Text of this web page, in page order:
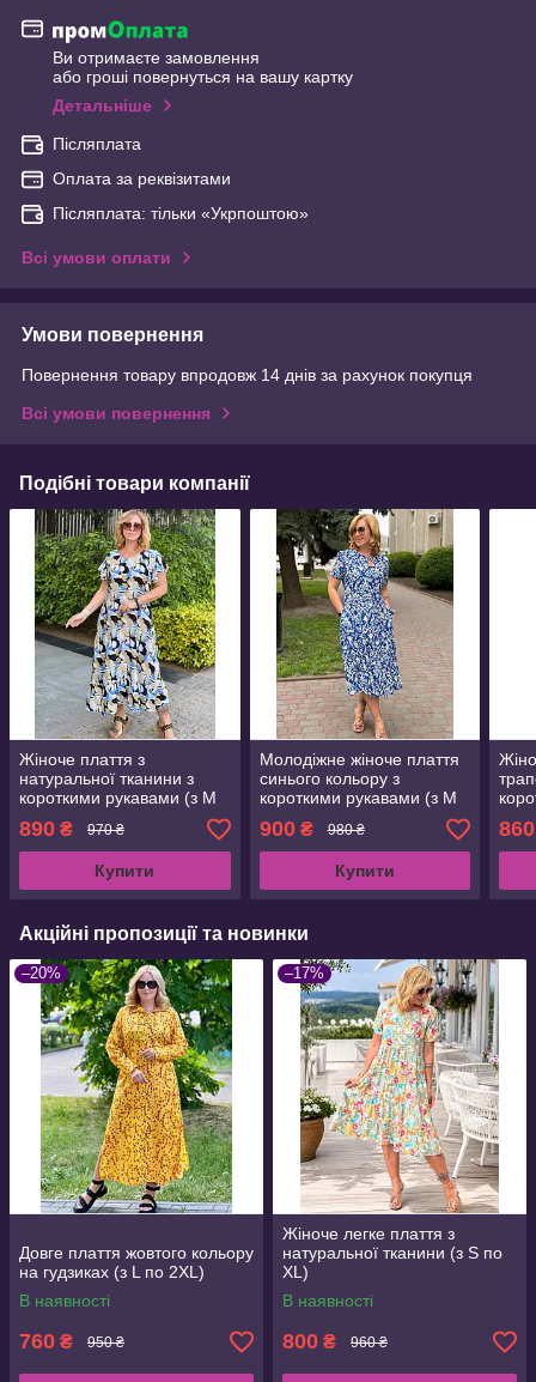
Ви отримаєте замовлення
або гроші повернуться на вашу картку
Детальніше
Післяплата
Оплата за реквізитами
Післяплата: тільки «Укрпоштою»
Всі умови оплати
Умови повернення
Повернення товару впродовж 14 днів за рахунок покупця
Всі умови повернення
Подібні товари компанії
Жіноче плаття з
натуральної тканини з
короткими рукавами (з M
890 ₴ 970 ₴
Купити
Молодіжне жіноче плаття
синього кольору з
короткими рукавами (з M
900₴ 980 ₴
Купити
860
Акційні пропозиції та новинки
–20%
Довге плаття жовтого кольору
на гудзиках (з L по 2XL)
В наявності
760 ₴ 950 ₴
–17%
Жіноче легке плаття з
натуральної тканини (з S по
XL)
В наявності
800 ₴ 960 ₴